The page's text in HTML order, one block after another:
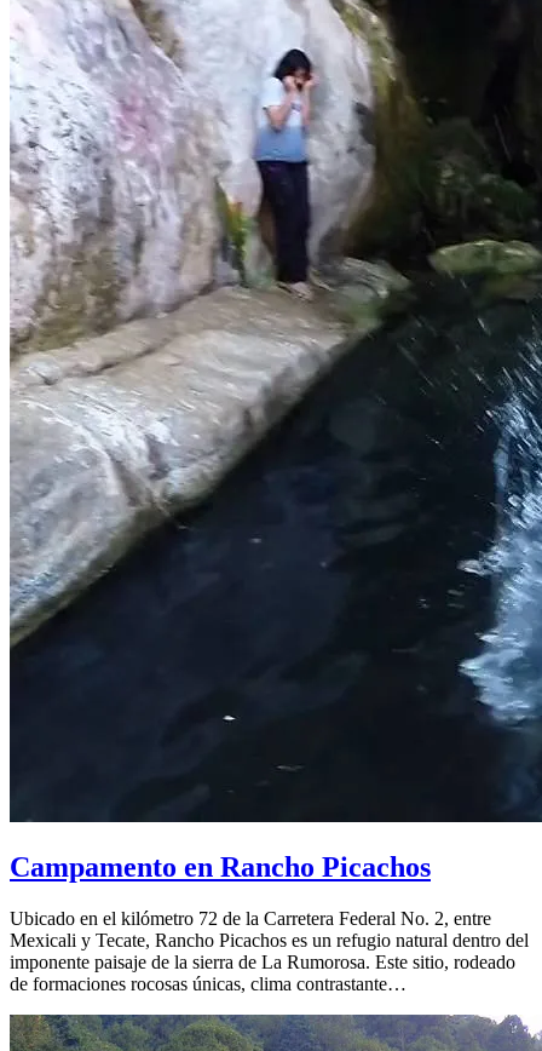
Campamento en Rancho Picachos
Ubicado en el kilómetro 72 de la Carretera Federal No. 2, entre
Mexicali y Tecate, Rancho Picachos es un refugio natural dentro del
imponente paisaje de la sierra de La Rumorosa. Este sitio, rodeado
de formaciones rocosas únicas, clima contrastante…